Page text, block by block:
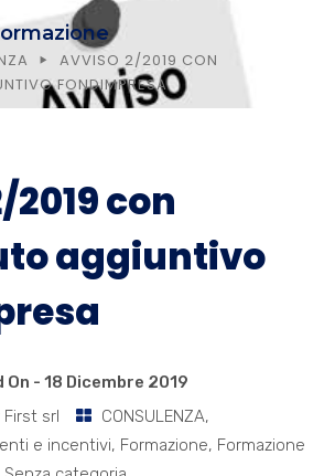
AVVISO 2/2019 CON
FONDIMPRESA
con
aggiuntivo
On - 18 Dicembre 2019
First srl
CONSULENZA,
e incentivi, Formazione, Formazione